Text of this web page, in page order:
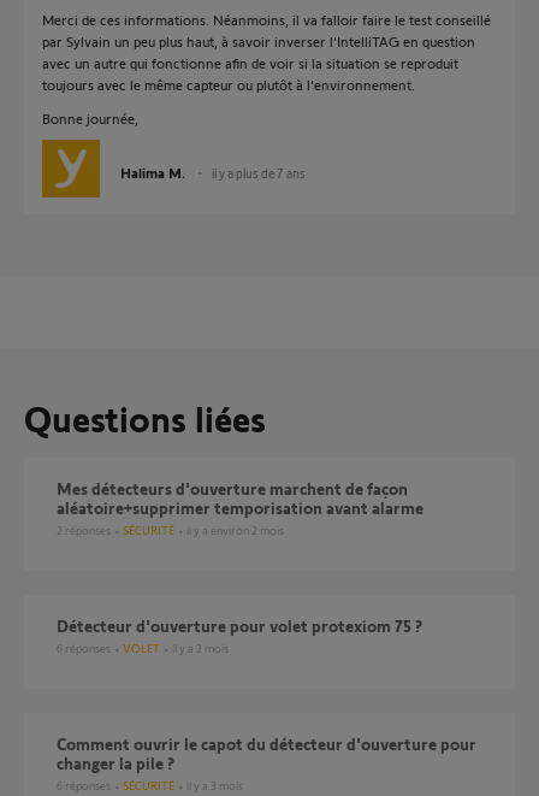
Merci de ces informations. Néanmoins, il va falloir faire le test conseillé
par Sylvain un peu plus haut, à savoir inverser l'IntelliTAG en question
avec un autre qui fonctionne afin de voir si la situation se reproduit
toujours avec le même capteur ou plutôt à l'environnement.
Bonne journée,
Halima M. il y a plus de 7 ans
Questions liées
Mes détecteurs d'ouverture marchent de façon
aléatoire+supprimer temporisation avant alarme
2 réponses SÉCURITÉ il y a environ 2 mois
détecteur d'ouverture pour volet protexiom 75 ?
6 réponses VOLET il y a 2 mois
comment ouvrir le capot du détecteur d'ouverture pour
changer la pile ?
6 réponses SÉCURITÉ il y a 3 mois